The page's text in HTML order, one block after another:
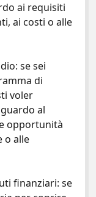
ai requisiti
ai costi o alle
se sei
di
voler
al
opportunità
o alle
finanziari: se